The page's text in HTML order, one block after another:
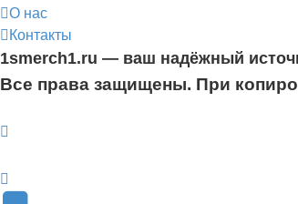
О нас
Контакты
1smerch1.ru — ваш надёжный
Все права защищены. При